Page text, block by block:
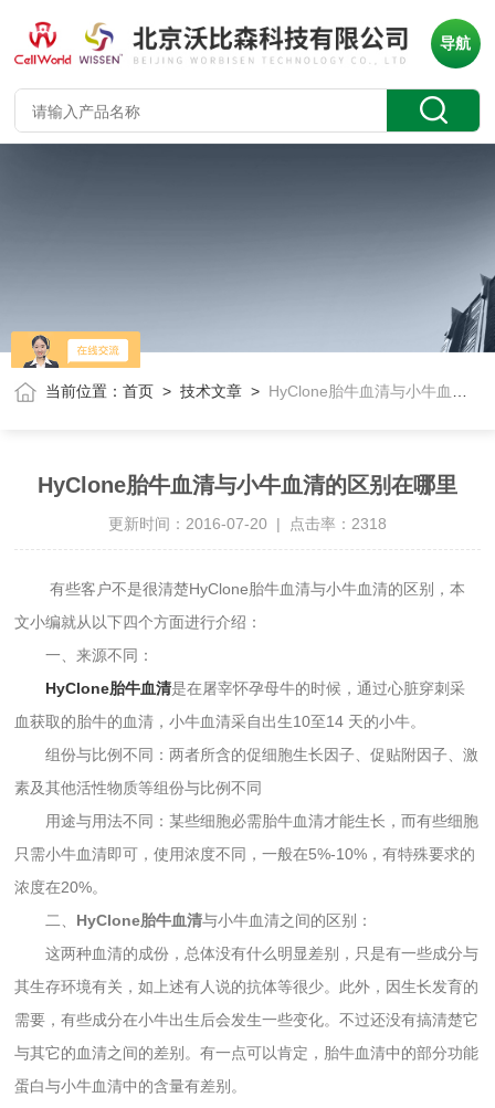
导航
当前位置：首页 >技术文章 > HyClone胎牛血清与小牛血清的区别在哪里
HyClone胎牛血清与小牛血清的区别在哪里
更新时间：2016-07-20 | 点击率：2318
有些客户不是很清楚HyClone胎牛血清与小牛血清的区别，本
文小编就从以下四个方面进行介绍：
一、来源不同：
HyClone胎牛血清是在屠宰怀孕母牛的时候，通过心脏穿刺采
血获取的胎牛的血清，小牛血清采自出生10至14 天的小牛。
组份与比例不同：两者所含的促细胞生长因子、促贴附因子、激
素及其他活性物质等组份与比例不同
用途与用法不同：某些细胞必需胎牛血清才能生长，而有些细胞
只需小牛血清即可，使用浓度不同，一般在5%-10%，有特殊要求的
浓度在20%。
二、 HyClone胎牛血清与小牛血清之间的区别：
这两种血清的成份，总体没有什么明显差别，只是有一些成分与
其生存环境有关，如上述有人说的抗体等很少。此外，因生长发育的
需要，有些成分在小牛出生后会发生一些变化。不过还没有搞清楚它
与其它的血清之间的差别。有一点可以肯定，胎牛血清中的部分功能
蛋白与小牛血清中的含量有差别。